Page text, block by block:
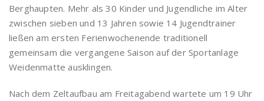
Berghaupten. Mehr als 30 Kinder und Jugendliche im Alter
zwischen sieben und 13 Jahren sowie 14 Jugendtrainer
ließen am ersten Ferienwochenende traditionell
gemeinsam die vergangene Saison auf der Sportanlage
Weidenmatte ausklingen.
Nach dem Zeltaufbau am Freitagabend wartete um 19 Uhr